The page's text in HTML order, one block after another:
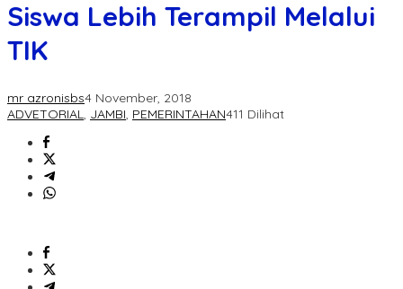
Siswa Lebih Terampil Melalui
TIK
mr azronisbs4 November, 2018
ADVETORIAL, JAMBI, PEMERINTAHAN411 Dilihat